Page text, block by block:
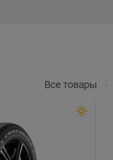
Все товары